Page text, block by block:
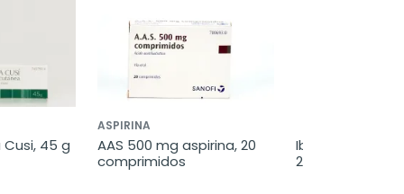
45 g
ASPIRINA
AAS 500 mg aspirina, 20
comprimidos
Iberogast
20 ml